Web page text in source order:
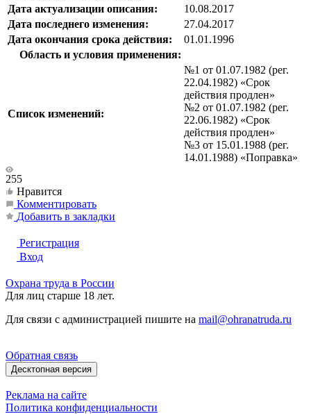
Дата актуализации описания:
10.08.2017
Дата последнего изменения:
27.04.2017
Дата окончания срока действия:
01.01.1996
Область и условия применения:
Список изменений:
№1 от 01.07.1982 (рег.
22.04.1982) «Срок
действия продлен»
№2 от 01.07.1982 (рег.
22.06.1982) «Срок
действия продлен»
№3 от 15.01.1988 (рег.
14.01.1988) «Поправка»
255
Нравится
Комментировать
Добавить в закладки
Регистрация
Вход
Охрана труда в России
Для лиц старше 18 лет.
Для связи с администрацией пишите на mail@ohranatruda.ru
Обратная связь
Десктопная версия
Реклама на сайте
Политика конфиденциальности